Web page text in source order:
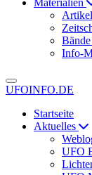
Materialien
Info-
UFOINFO.DE
Startseite
Aktuelles
UFO